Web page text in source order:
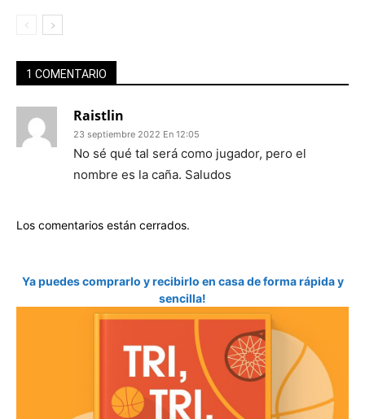
1 COMENTARIO
Raistlin
23 septiembre 2022 En 12:05
No sé qué tal será como jugador, pero el
nombre es la caña. Saludos
Los comentarios están cerrados.
Ya puedes comprarlo y recibirlo en casa de forma rápida y
sencilla!